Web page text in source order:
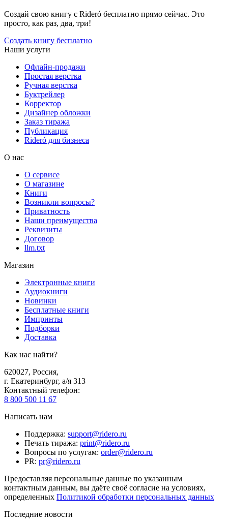
Создай свою книгу с Rideró бесплатно прямо сейчас. Это
просто, как раз, два, три!
Создать книгу бесплатно
Наши услуги
Офлайн-продажи
Простая верстка
Ручная верстка
Буктрейлер
Корректор
Дизайнер обложки
Заказ тиража
Публикация
Rideró для бизнеса
О нас
О сервисе
О магазине
Книги
Возникли вопросы?
Приватность
Наши преимущества
Реквизиты
Договор
llm.txt
Магазин
Электронные книги
Аудиокниги
Новинки
Бесплатные книги
Импринты
Подборки
Доставка
Как нас найти?
620027, Россия,
г. Екатеринбург, а/я 313
Контактный телефон:
8 800 500 11 67
Написать нам
Поддержка: support@ridero.ru
Печать тиража: print@ridero.ru
Вопросы по услугам: order@ridero.ru
PR: pr@ridero.ru
Предоставляя персональные данные по указанным
контактным данным, вы даёте своё согласие на условиях,
определенных Политикой обработки персональных данных
Последние новости